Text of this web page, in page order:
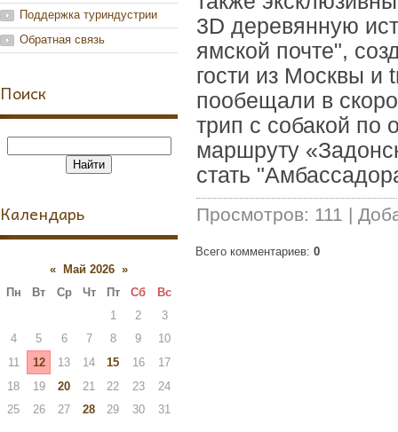
Поддержка туриндустрии
Обратная связь
Поиск
Календарь
« Май 2026 »
Пн
Вт Ср Чт Пт Сб
Вс
1
2
3
4
5 6 7 8 9
10
11
12 13 14 15 16
17
18
19 20 21 22 23
24
25
26 27 28 29 30 31
3D деревянную
ямской почте",
гости из Москвы и
пообещали в
трип с собакой по
маршруту
стать
Просмотров: 111 |
Всего комментариев: 0